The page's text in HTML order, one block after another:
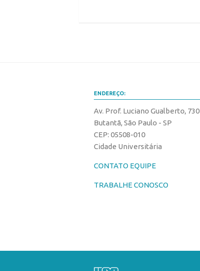
ENDEREÇO:
Av. Prof. Luciano Gualberto, 730
Butantã, São Paulo - SP
CEP: 05508-010
Cidade Universitária
CONTATO EQUIPE
TRABALHE CONOSCO